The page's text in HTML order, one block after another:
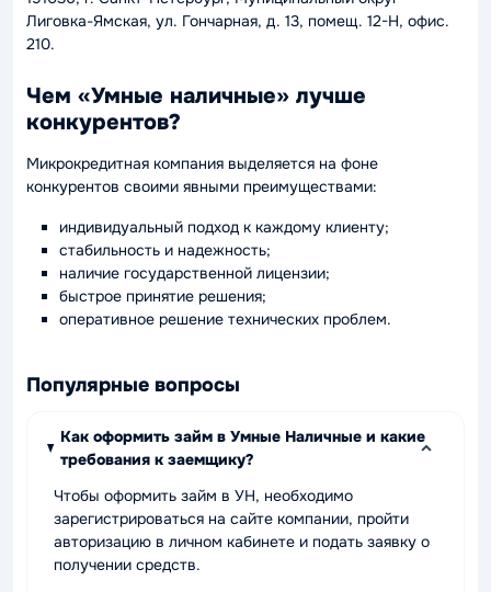
Лиговка-Ямская, ул. Гончарная, д. 13, помещ. 12-Н, офис.
210.
Чем «Умные наличные» лучше
конкурентов?
Микрокредитная компания выделяется на фоне
конкурентов своими явными преимуществами:
индивидуальный подход к каждому клиенту;
стабильность и надежность;
наличие государственной лицензии;
быстрое принятие решения;
оперативное решение технических проблем.
Популярные вопросы
Как оформить займ в Умные Наличные и какие
требования к заемщику?
Чтобы оформить займ в УН, необходимо
зарегистрироваться на сайте компании, пройти
авторизацию в личном кабинете и подать заявку о
получении средств.